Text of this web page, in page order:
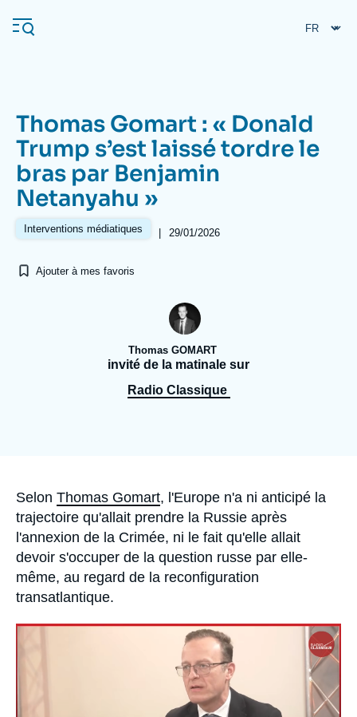
au
contenu
Navigation
principale
L'Ifri
Analyses
Se connecter
Thomas Gomart : « Donald
Trump s’est laissé tordre le
bras par Benjamin
Netanyahu »
Interventions médiatiques | 29/01/2026
Ajouter à mes favoris
Thomas GOMART
invité de la matinale sur
Radio Classique
Accroche
Selon Thomas Gomart, l'Europe n'a ni anticipé la
trajectoire qu'allait prendre la Russie après
l'annexion de la Crimée, ni le fait qu'elle allait
devoir s'occuper de la question russe par elle-
même, au regard de la reconfiguration
transatlantique.
Image